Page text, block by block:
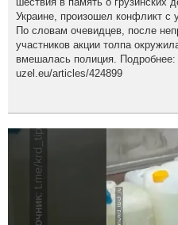
Украине, произошел конфликт с
По словам очевидцев, после
участников акции толпа
вмешалась полиция.
uzel.eu/articles/424899